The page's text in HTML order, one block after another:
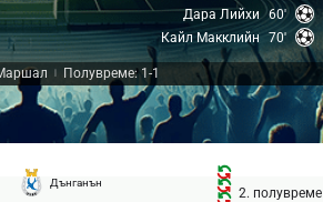
Дара Лийхи
60'
Кайл Макклийн 70'
Полувреме: 1-1
Дънганън
2. полувреме